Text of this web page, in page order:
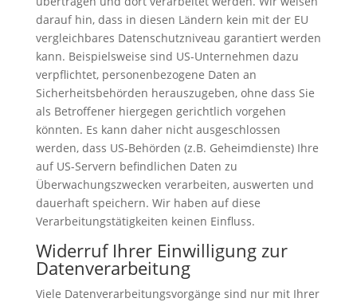
darauf hin, dass in diesen Ländern kein mit der EU
vergleichbares Datenschutzniveau garantiert werden
kann. Beispielsweise sind US-Unternehmen dazu
verpflichtet, personenbezogene Daten an
Sicherheitsbehörden herauszugeben, ohne dass Sie
als Betroffener hiergegen gerichtlich vorgehen
könnten. Es kann daher nicht ausgeschlossen
werden, dass US-Behörden (z.B. Geheimdienste) Ihre
auf US-Servern befindlichen Daten zu
Überwachungszwecken verarbeiten, auswerten und
dauerhaft speichern. Wir haben auf diese
Verarbeitungstätigkeiten keinen Einfluss.
Widerruf Ihrer Einwilligung zur
Datenverarbeitung
Viele Datenverarbeitungsvorgänge sind nur mit Ihrer